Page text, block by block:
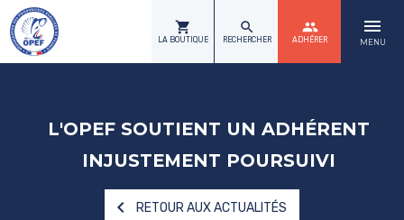
shopping_cart
LA BOUTIQUE
search
RECHERCHER
group
ADHÉRER
menu
MENU
L'OPEF SOUTIENT UN ADHÉRENT
INJUSTEMENT POURSUIVI
navigate_before RETOUR AUX ACTUALITÉS